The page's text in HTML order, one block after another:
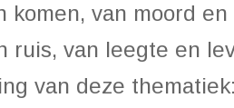
komen, van moord
ruis, van leegte en
van deze